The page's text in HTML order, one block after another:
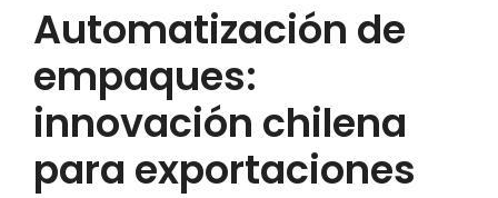
Automatización de
empaques:
innovación chilena
para exportaciones